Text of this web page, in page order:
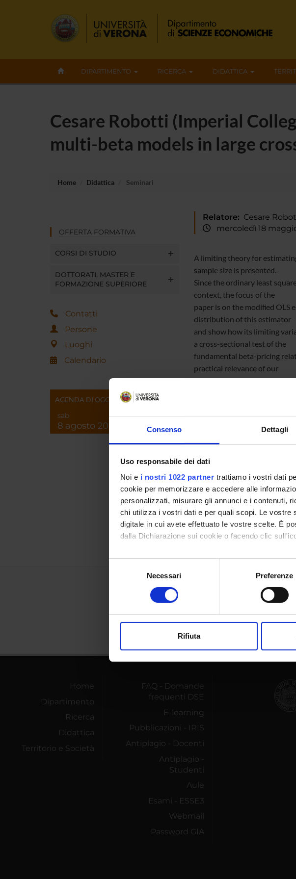
Consenso Dettagli
Uso responsabile dei dati
Noi e i nostri 1022 partner trattiamo i vostri dati
cookie per memorizzare e accedere alle
personalizzati, misurare gli annunci e i contenuti,
chi utilizza i vostri dati e per quali scopi. Le vostre
digitale in cui avete effettuato le vostre scelte. È
dalla Dichiarazione sui cookie o facendo clic
Con il tuo consenso, vorremmo anche:
raccogliere informazioni sulla tua
digitali).
modificare o ritirare il tuo consenso in qualsiasi
Necessari Preferenze
Rifiuta
DIPARTIMENTO RICERCA DIDATTICA
Cesare Robotti (Imperial
multi-beta models in large
Home Didattica Seminari
OFFERTA FORMATIVA
CORSI DI STUDIO
DOTTORATI, MASTER E
FORMAZIONE SUPERIORE
Contatti
Persone
Luoghi
Calendario
AGENDA DI OGGI
sab
8 agosto 2026
Relatore: Cesare
mercoledì 18 maggio
A limiting theory for
sample size is presented.
Since the ordinary least
context, the focus of the
paper is on the modiﬁed OLS
distribution of this estimator
and show how its limiting
a cross-sectional test of the
fundamental beta-pricing
practical relevance of our
ﬁndings is demonstrated
that the market, size, and
returns over short time spans.
Overall, there is not much
Referente
Referente esterno
Data pubblicazione
Home
Dipartimento
Ricerca
Didattica
Territorio e Società
FAQ - Domande
frequenti DSE
E-learning
Pubblicazioni - IRIS
Antiplagio - Docenti
Antiplagio -
Studenti
Aule
Esami - ESSE3
Webmail
Password GIA